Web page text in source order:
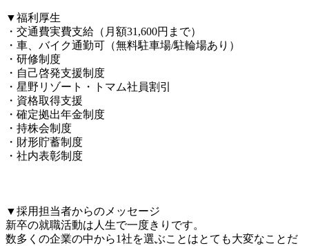
▼福利厚生
・交通費実費支給（月額31,600円まで）
・車、バイク通勤可（無料駐車場/駐輪場あり）
・研修制度
・自己啓発支援制度
・星野リゾート・トマム社員割引
・資格取得支援
・確定拠出年金制度
・持株会制度
・財形貯蓄制度
・社内表彰制度
▼採用担当者からのメッセージ
新卒の就職活動は人生で一度きりです。
数多くの企業の中から1社を選ぶことはとても大変なことだ